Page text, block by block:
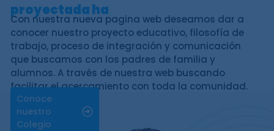
proyectadaha
Con nuestra nueva pagina web deseamos dar a
conocer nuestro proyecto educativo, filosofía de
trabajo, proceso de integración y comunicación
que buscamos con los padres de familia y
alumnos. A través de nuestra web buscando
facilitar el acercamiento con toda la comunidad.
Conoce
nuestro
Colegio